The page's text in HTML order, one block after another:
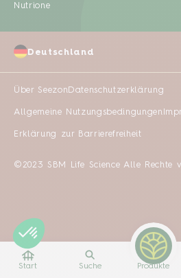
Start Suche Produkte
Nutrione
Über SeezonDatenschutzerklärung
Allgemeine Nutzungsbedingungen
Erklärung zur Barrierefreiheit
©2023 SBM Life Science Alle Rechte
Deutschland